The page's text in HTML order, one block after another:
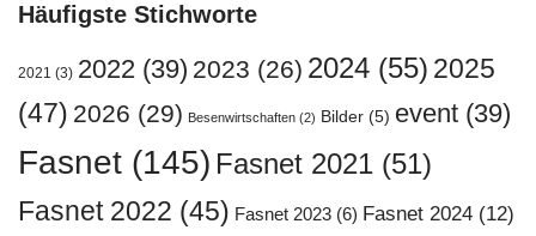
Häufigste Stichworte
2021 (3) 2022 (39) 2023 (26) 2024 (55) 2025
(47) 2026 (29) Besenwirtschaften (2) Bilder (5) event (39)
Fasnet (145) Fasnet 2021 (51)
Fasnet 2022 (45) Fasnet 2023 (6) Fasnet 2024 (12)